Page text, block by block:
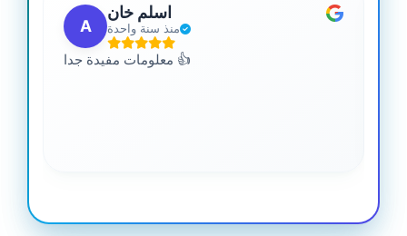
A
اسلم خان
منذ سنة واحدة
معلومات مفيدة جدا 👍